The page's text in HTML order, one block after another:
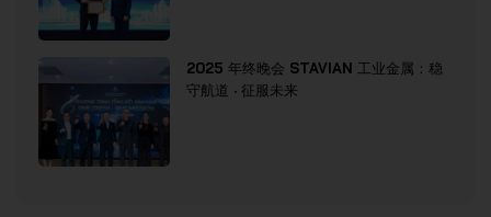
2025 年终晚会 STAVIAN 工业金属：稳
守航道 · 征服未来